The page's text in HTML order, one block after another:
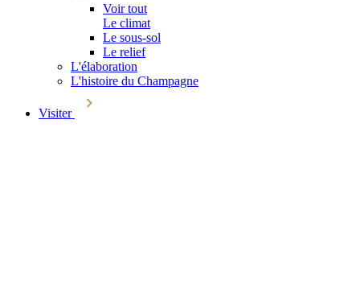
Voir tout
Le climat
Le sous-sol
Le relief
L'élaboration
L'histoire du Champagne
Visiter